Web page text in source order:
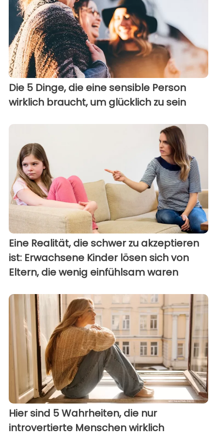
Die 5 Dinge, die eine sensible Person
wirklich braucht, um glücklich zu sein
Eine Realität, die schwer zu akzeptieren
ist: Erwachsene Kinder lösen sich von
Eltern, die wenig einfühlsam waren
Hier sind 5 Wahrheiten, die nur
introvertierte Menschen wirklich